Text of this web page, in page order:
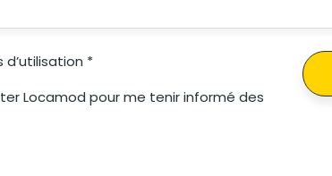
*
Locamod pour me tenir informé des